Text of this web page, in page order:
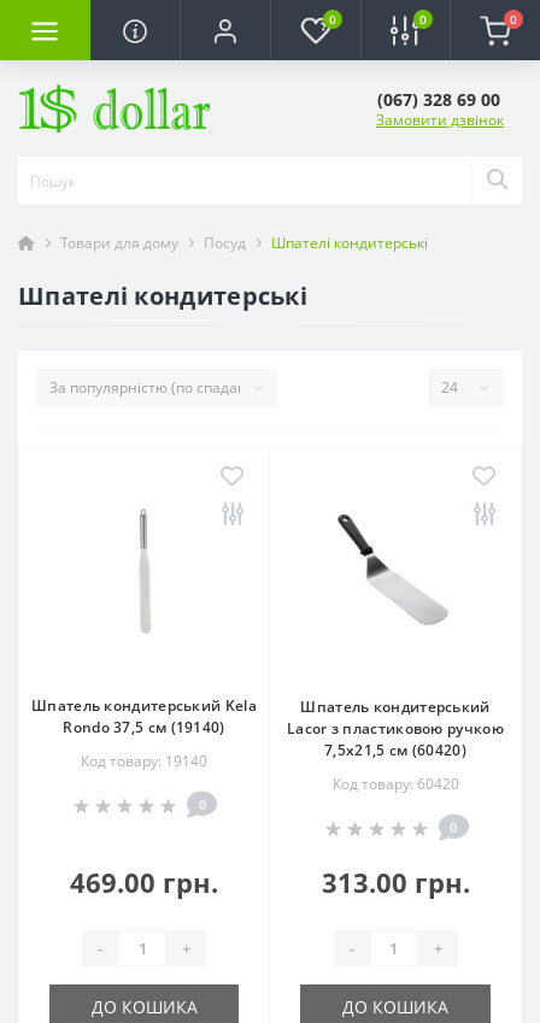
0 0 0
(067) 328 69 00
Замовити дзвінок
Товари для дому Посуд Шпателі кондитерські
Шпателі кондитерські
Шпатель кондитерський Kela
Rondo 37,5 см (19140)
Код товару: 19140
0
469.00 грн.
- +
ДО КОШИКА
Шпатель кондитерський
Lacor з пластиковою ручкою
7,5х21,5 см (60420)
Код товару: 60420
0
313.00 грн.
- +
ДО КОШИКА